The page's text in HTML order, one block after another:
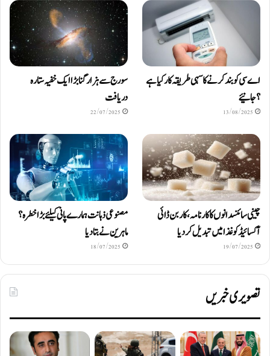
اے سی کو بند کرنے کا سہی طریقہ کار کیا ہے
؟ جانیئے
13/08/2025
سورج سے ہزار گنا بڑا ایک خفیہ ستارہ
دریافت
22/07/2025
چینی سائنسدانوں کا کارنامہ، کاربن ڈائی
آکسائیڈ کو غذا میں تبدیل کردیا
19/07/2025
مصنوعی ذہانت ہمارے پانی کیلئے بڑا خطرہ؟
ماہرین نے بتا دیا
18/07/2025
تصویری خبریں